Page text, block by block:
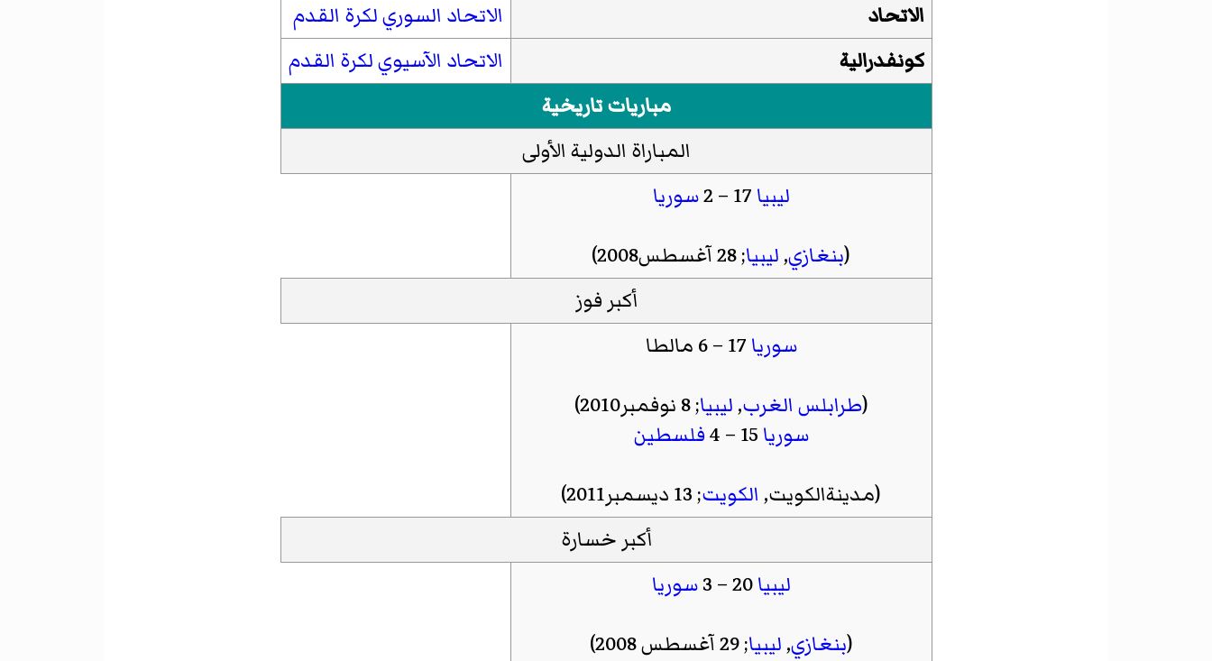
الاتحاد
الاتحاد السوري لكرة القدم
كونفدرالية
الاتحاد الآسيوي لكرة القدم
مباريات تاريخية
المباراة الدولية الأولى
ليبيا
سوريا
(بنغازي,ليبيا; 28 آغسطس2008)
أكبر فوز
سوريا
مالطا
(طرابلس الغرب,ليبيا; 8 نوفمبر2010)
سوريا
فلسطين
(مدينةالكويت, الكويت; 13 ديسمبر2011)
أكبر خسارة
ليبيا20 – 3
سوريا
(بنغازي,ليبيا; 29 آغسطس 2008)